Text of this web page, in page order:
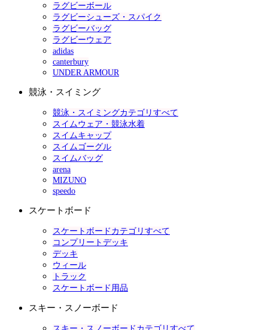
ラグビーボール
ラグビーシューズ・スパイク
ラグビーバッグ
ラグビーウェア
adidas
canterbury
UNDER ARMOUR
競泳・スイミング
競泳・スイミングカテゴリすべて
スイムウェア・競泳水着
スイムキャップ
スイムゴーグル
スイムバッグ
arena
MIZUNO
speedo
スケートボード
スケートボードカテゴリすべて
コンプリートデッキ
デッキ
ウィール
トラック
スケートボード用品
スキー・スノーボード